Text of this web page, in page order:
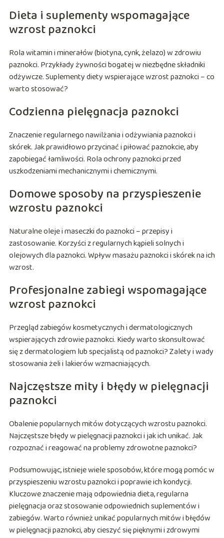
Dieta i suplementy wspomagające
wzrost paznokci
Rola witamin i minerałów (biotyna, cynk, żelazo) w zdrowiu
paznokci. Przykłady żywności bogatej w niezbędne składniki
odżywcze. Suplementy diety wspierające wzrost paznokci – co
warto stosować?
Codzienna pielęgnacja paznokci
Znaczenie regularnego nawilżania i odżywiania paznokci i
skórek. Jak prawidłowo przycinać i piłować paznokcie, aby
zapobiegać łamliwości. Rola ochrony paznokci przed
uszkodzeniami mechanicznymi i chemicznymi.
Domowe sposoby na przyspieszenie
wzrostu paznokci
Naturalne oleje i maseczki do paznokci – przepisy i
zastosowanie. Korzyści z regularnych kąpieli solnych i
olejowych dla paznokci. Wpływ masażu paznokci i skórek na ich
wzrost.
Profesjonalne zabiegi wspomagające
wzrost paznokci
Przegląd zabiegów kosmetycznych i dermatologicznych
wspierających zdrowie paznokci. Kiedy warto skonsultować
się z dermatologiem lub specjalistą od paznokci? Zalety i wady
stosowania żeli i lakierów wzmacniających.
Najczęstsze mity i błędy w pielęgnacji
paznokci
Obalenie popularnych mitów dotyczących wzrostu paznokci.
Najczęstsze błędy w pielęgnacji paznokci i jak ich unikać. Jak
rozpoznać i reagować na problemy zdrowotne paznokci?
Podsumowując, istnieje wiele sposobów, które mogą pomóc w
przyspieszeniu wzrostu paznokci i poprawie ich kondycji.
Kluczowe znaczenie mają odpowiednia dieta, regularna
pielęgnacja oraz stosowanie odpowiednich suplementów i
zabiegów. Warto również unikać popularnych mitów i błędów
w pielęgnacji paznokci, aby cieszyć się pięknymi i zdrowymi